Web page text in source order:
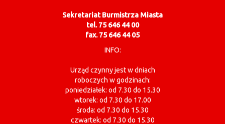
Sekretariat Burmistrza Miasta
tel. 75 646 44 00
fax. 75 646 44 05
INFO:
Urząd czynny jest w dniach
roboczych w godzinach:
poniedziałek: od 7.30 do 15.30
wtorek: od 7.30 do 17.00
środa: od 7.30 do 15.30
czwartek: od 7.30 do 15.30